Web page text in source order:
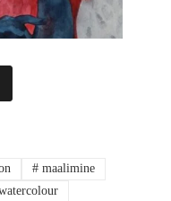
# maalimine